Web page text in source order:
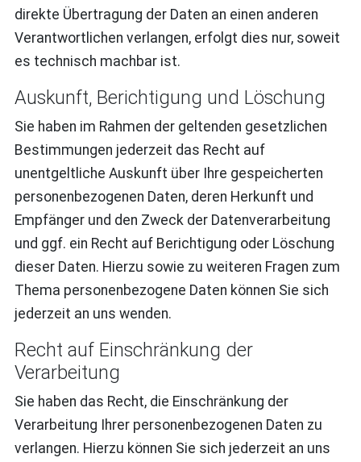
direkte Übertragung der Daten an einen anderen
Verantwortlichen verlangen, erfolgt dies nur, soweit
es technisch machbar ist.
Auskunft, Berichtigung und Löschung
Sie haben im Rahmen der geltenden gesetzlichen
Bestimmungen jederzeit das Recht auf
unentgeltliche Auskunft über Ihre gespeicherten
personenbezogenen Daten, deren Herkunft und
Empfänger und den Zweck der Datenverarbeitung
und ggf. ein Recht auf Berichtigung oder Löschung
dieser Daten. Hierzu sowie zu weiteren Fragen zum
Thema personenbezogene Daten können Sie sich
jederzeit an uns wenden.
Recht auf Einschränkung der
Verarbeitung
Sie haben das Recht, die Einschränkung der
Verarbeitung Ihrer personenbezogenen Daten zu
verlangen. Hierzu können Sie sich jederzeit an uns